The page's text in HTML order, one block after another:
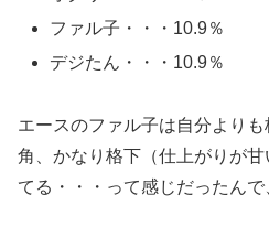
ファル子・・・10.9％
デジたん・・・10.9％
エースのファル子は自分より
角、かなり格下（仕上がりが
てる・・・って感じだったんで